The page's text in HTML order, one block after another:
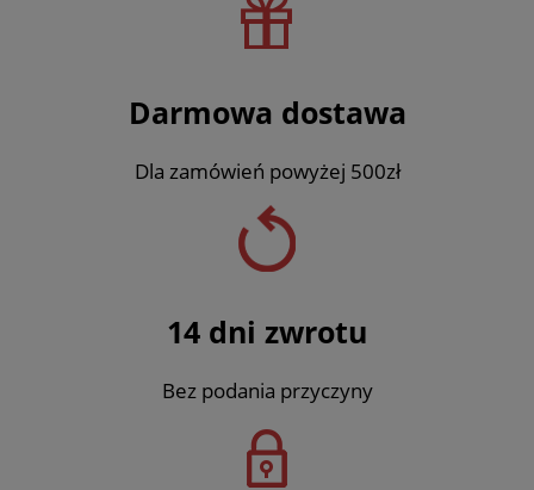
Darmowa dostawa
Dla zamówień powyżej 500zł
14 dni zwrotu
Bez podania przyczyny